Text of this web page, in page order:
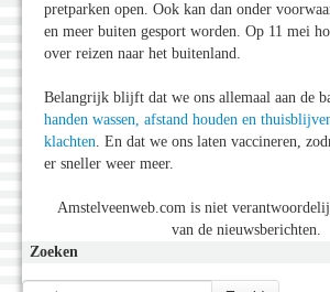
pretparken open. Ook kan dan onder
en meer buiten gesport worden. Op 11 mei
over reizen naar het buitenland.
Belangrijk blijft dat we ons allemaal aan de
handen wassen, afstand houden en
klachten. En dat we ons laten vaccineren,
er sneller weer meer.
Amstelveenweb.com is niet
van de nieuwsberichten.
Zoeken